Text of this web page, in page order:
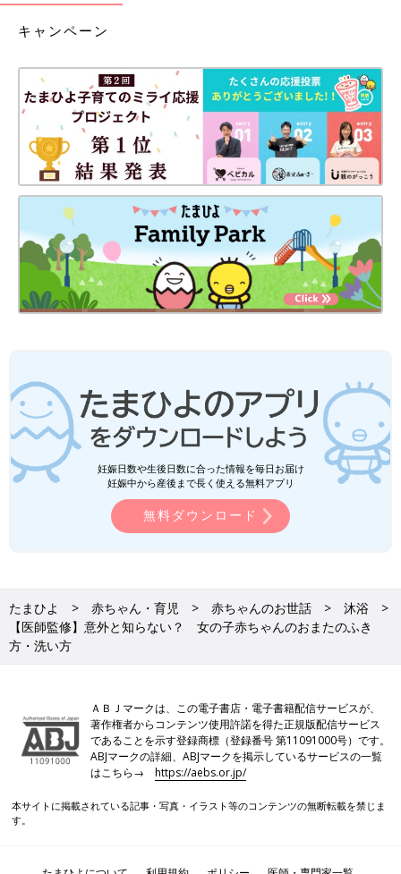
キャンペーン
妊娠日数や生後日数に合った情報を毎日お届け
妊娠中から産後まで長く使える無料アプリ
無料ダウンロード
たまひよ 赤ちゃん・育児 赤ちゃんのお世話
沐浴
【医師監修】意外と知らない？ 女の子赤ちゃんのおまたのふき
方・洗い方
ＡＢＪマークは、この電子書店・電子書籍配信サービスが、
著作権者からコンテンツ使用許諾を得た正規版配信サービス
であることを示す登録商標（登録番号 第11091000号）です。
ABJマークの詳細、ABJマークを掲示しているサービスの一覧
はこちら→https://aebs.or.jp/
本サイトに掲載されている記事・写真・イラスト等のコンテンツの無断転載を禁じま
す。